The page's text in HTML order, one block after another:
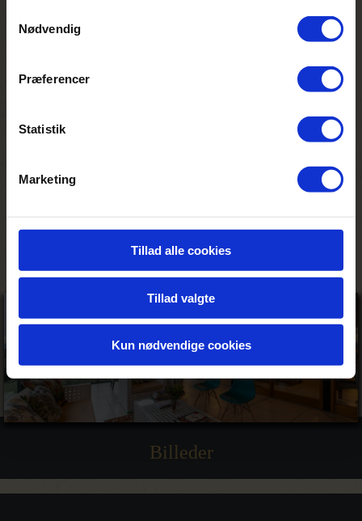
Nødvendig
Præferencer
Statistik
Marketing
Tillad alle cookies
Tillad valgte
Kun nødvendige cookies
Zeekoegat Primary School, hvor de
uddannelsesmuligheder for børn i området.
Personligt minde
var en sjov og lærerig oplevelse.
Billeder